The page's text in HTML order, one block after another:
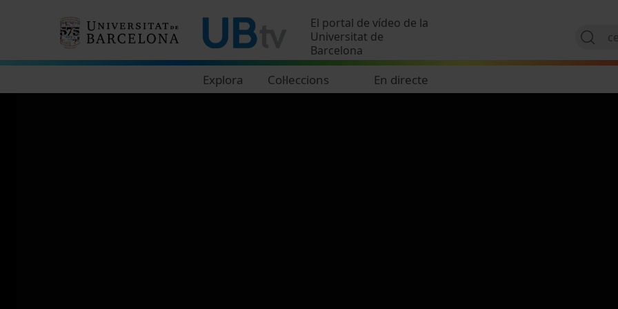
El portal de vídeo de la
Universitat de
Barcelona
Explora Col·leccions En directe